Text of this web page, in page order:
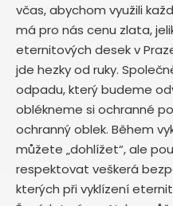
včas, abychom využili
má pro nás cenu zlata,
eternitových desek v
jde hezky od ruky.
odpadu, který budeme
oblékneme si ochranné
ochranný oblek. Během
můžete „dohlížet“, ale
respektovat veškerá
kterých při vyklízení